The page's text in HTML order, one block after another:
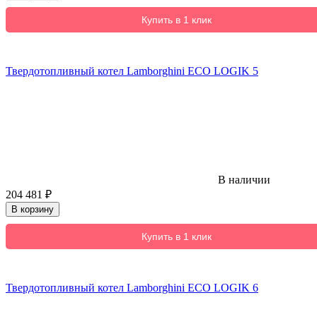
Купить в 1 клик
Твердотопливный котел Lamborghini ECO LOGIK 5
В наличии
204 481 ₽
В корзину
Купить в 1 клик
Твердотопливный котел Lamborghini ECO LOGIK 6